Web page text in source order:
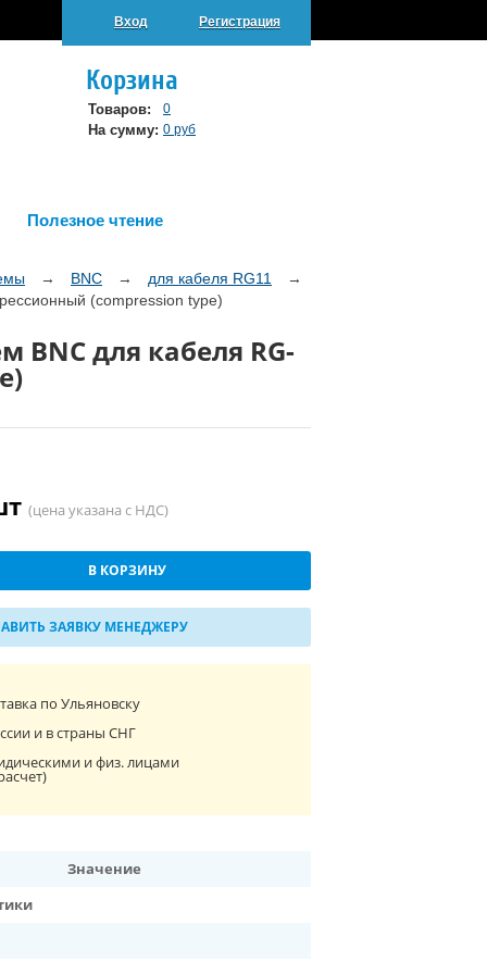
Вход Регистрация
Корзина
Товаров: 0
На сумму: 0 руб
Полезное чтение
→ BNC → для кабеля RG11
→
(compression type)
BNC для кабеля RG-
(цена указана с НДС)
В КОРЗИНУ
ЗАЯВКУ МЕНЕДЖЕРУ
по Ульяновску
и в страны СНГ
и физ. лицами
Значение